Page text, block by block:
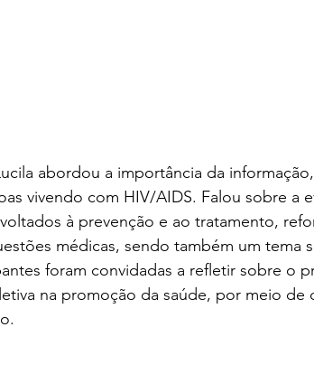
abordou a importância da
vivendo com HIV/AIDS. Falou sobre a
à prevenção e ao tratamento,
médicas, sendo também um tema
foram convidadas a refletir sobre o
na promoção da saúde, por meio de